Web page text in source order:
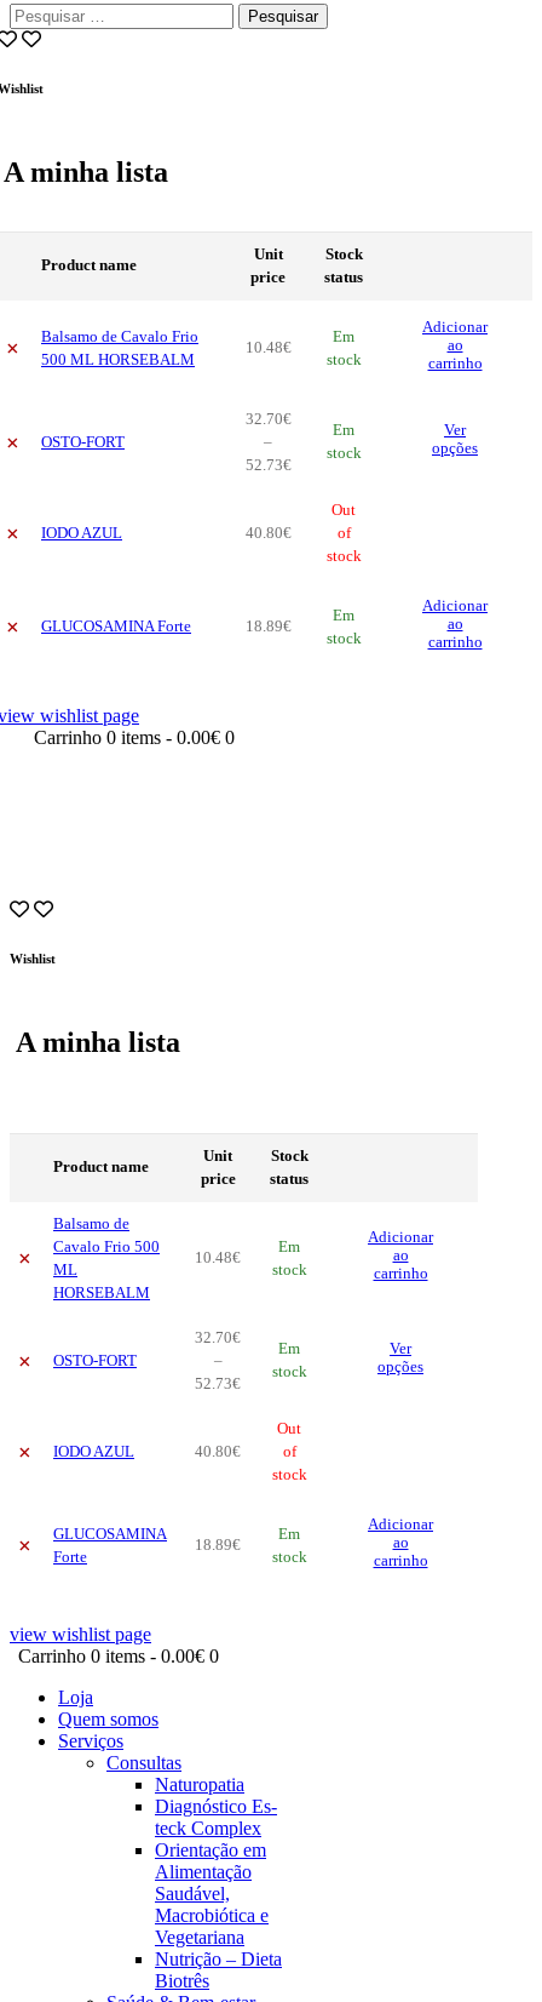
Pesquisar
por:
A minha lista
Product name
Unit
price
Stock
status
×
Balsamo de Cavalo Frio
500 ML HORSEBALM
10 48€
Em
stock
Adicionar
ao
carrinho
× OSTO-FORT
32 70€
–
52 73€Price
€
through
73€
Em
stock
Ver
opções
× IODO AZUL 40 80€
Out
of
stock
× GLUCOSAMINA Forte 18 89€
Em
stock
Adicionar
ao
carrinho
wishlist page
Carrinho 0 items - 0.00€ 0
Wishlist
A minha lista
Product name
Unit
price
Stock
status
×
Balsamo de
Cavalo Frio 500
ML
HORSEBALM
10 48€
Em
stock
Adicionar
ao
carrinho
× OSTO-FORT
32 70€
–
52 73€Price
€
through
73€
Em
stock
Ver
opções
× IODO AZUL 40 80€
Out
of
stock
×
GLUCOSAMINA
Forte
18 89€
Em
stock
Adicionar
ao
carrinho
view wishlist page
Carrinho 0 items - 0.00€ 0
Loja
Quem somos
Serviços
Consultas
Naturopatia
Diagnóstico Es-
teck Complex
Orientação em
Alimentação
Saudável,
Macrobiótica e
Vegetariana
Nutrição – Dieta
Biotrês